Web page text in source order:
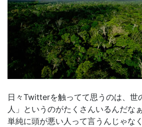
日々Twitterを触ってて思うのは、世
人」というのがたくさんいるんだなぁ
単純に頭が悪い人って言うんじゃなく